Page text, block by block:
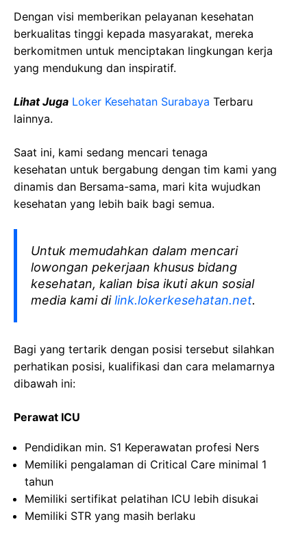
Dengan visi memberikan pelayanan kesehatan
berkualitas tinggi kepada masyarakat, mereka
berkomitmen untuk menciptakan lingkungan kerja
yang mendukung dan inspiratif.
Lihat Juga Loker Kesehatan Surabaya Terbaru
lainnya.
Saat ini, kami sedang mencari tenaga
kesehatan untuk bergabung dengan tim kami yang
dinamis dan Bersama-sama, mari kita wujudkan
kesehatan yang lebih baik bagi semua.
Untuk memudahkan dalam mencari
lowongan pekerjaan khusus bidang
kesehatan, kalian bisa ikuti akun sosial
media kami dilink.lokerkesehatan.net.
Bagi yang tertarik dengan posisi tersebut silahkan
perhatikan posisi, kualifikasi dan cara melamarnya
dibawah ini:
Perawat ICU
Pendidikan min. S1 Keperawatan profesi Ners
Memiliki pengalaman di Critical Care minimal 1
tahun
Memiliki sertifikat pelatihan ICU lebih disukai
Memiliki STR yang masih berlaku